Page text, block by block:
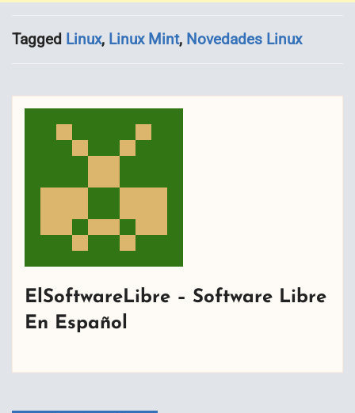
Tagged Linux, Linux Mint, Novedades Linux
ElSoftwareLibre – Software Libre
En Español